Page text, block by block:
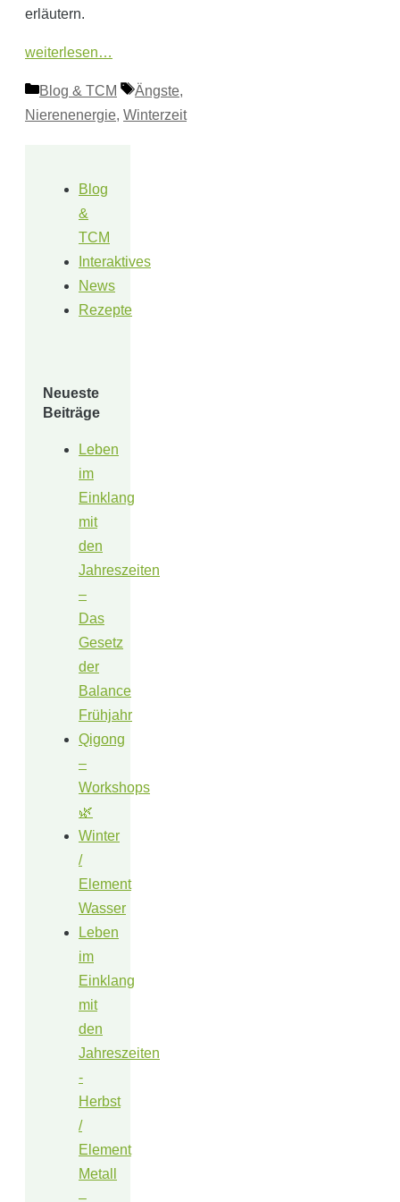
erläutern.
weiterlesen…
Kategorien
Blog & TCM Schlagwörter
Ängste,
Nierenenergie, Winterzeit
Blog
&
TCM
Interaktives
News
Rezepte
Neueste
Beiträge
Leben
im
Einklang
mit
den
Jahreszeiten
–
Das
Gesetz
der
Balance
Frühjahr
Qigong
–
Workshops
🌿
Winter
/
Element
Wasser
Leben
im
Einklang
mit
den
Jahreszeiten
-
Herbst
/
Element
Metall
–